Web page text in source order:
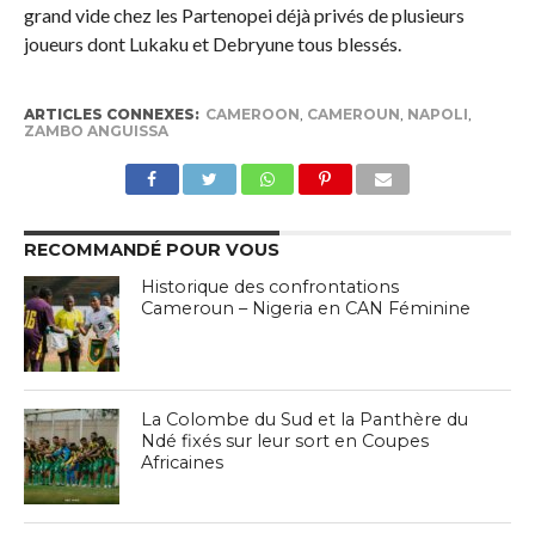
grand vide chez les Partenopei déjà privés de plusieurs
joueurs dont Lukaku et Debryune tous blessés.
ARTICLES CONNEXES: CAMEROON CAMEROUN NAPOLI
ZAMBO ANGUISSA
RECOMMANDÉ POUR VOUS
Historique des confrontations
Cameroun – Nigeria en CAN Féminine
La Colombe du Sud et la Panthère du
Ndé fixés sur leur sort en Coupes
Africaines